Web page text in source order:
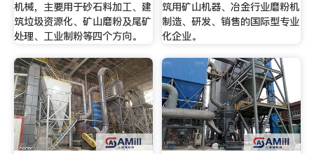
机械，主要用于砂石料加工、建
筑垃圾资源化、矿山磨粉及尾矿
处理、工业制粉等四个方向。
筑用矿山机器、冶金行业磨粉机
制造、研发、销售的国际型专业
化企业。